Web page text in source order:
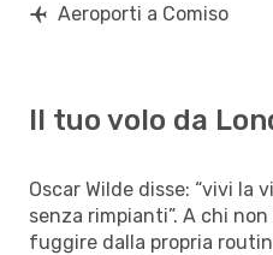
Aeroporti a Comiso
Il tuo volo da
Oscar Wilde disse: “vivi la
senza rimpianti”. A chi
fuggire dalla propria